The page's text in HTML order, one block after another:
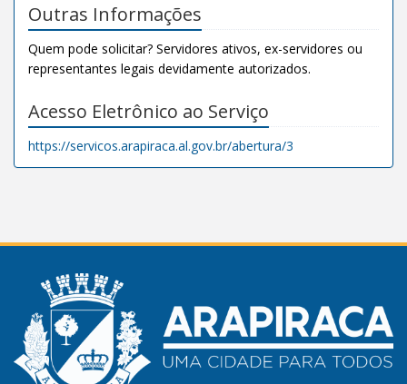
Outras Informações
Quem pode solicitar? Servidores ativos, ex-servidores ou
representantes legais devidamente autorizados.
Acesso Eletrônico ao Serviço
https://servicos.arapiraca.al.gov.br/abertura/3